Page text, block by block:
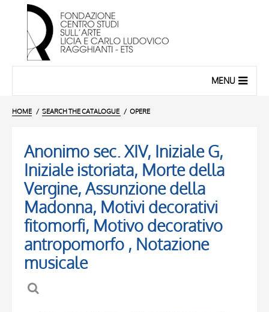
MENU
HOME SEARCH THE CATALOGUE OPERE
Anonimo sec. XIV, Iniziale G,
Iniziale istoriata, Morte della
Vergine, Assunzione della
Madonna, Motivi decorativi
fitomorfi, Motivo decorativo
antropomorfo , Notazione
musicale